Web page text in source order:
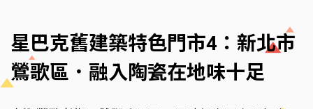
星巴克舊建築特色門市4：新北市
鶯歌區．融入陶瓷在地味十足